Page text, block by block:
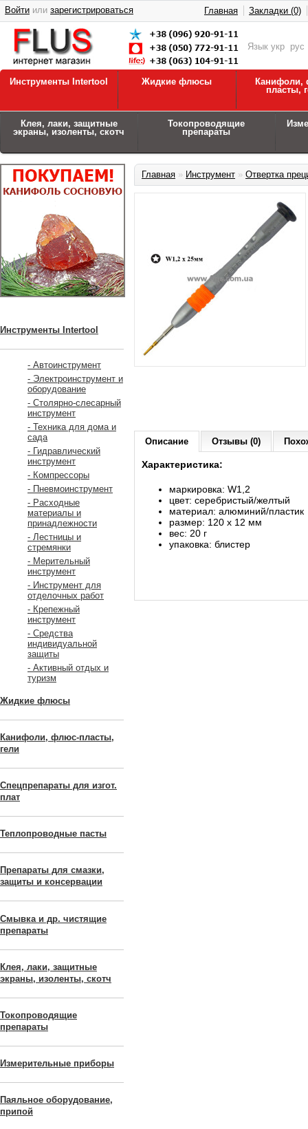
Язык укр рус
Войти или зарегистрироваться Главная Закладки (0)
Инструменты Intertool Жидкие флюсы
Канифоли,
пласты,
Клея, лаки, защитные
экраны, изоленты, скотч
Токопроводящие
препараты
Инструменты Intertool
- Автоинструмент
- Электроинструмент и
оборудование
- Столярно-слесарный
инструмент
- Техника для дома и
сада
- Гидравлический
инструмент
- Компрессоры
- Пневмоинструмент
- Расходные
материалы и
принадлежности
- Лестницы и
стремянки
- Мерительный
инструмент
- Инструмент для
отделочных работ
- Крепежный
инструмент
- Средства
индивидуальной
защиты
- Активный отдых и
туризм
Жидкие флюсы
Канифоли, флюс-пласты,
гели
Спецпрепараты для изгот.
плат
Теплопроводные пасты
Препараты для смазки,
защиты и консервации
Смывка и др. чистящие
препараты
Клея, лаки, защитные
экраны, изоленты, скотч
Токопроводящие
препараты
Измерительные приборы
Паяльное оборудование,
припой
Главная » Инструмент » Отвертка
Описание Отзывы (0)
Характеристика:
маркировка: W1,2
цвет: серебристый/желтый
материал: алюминий/пластик
размер: 120 x 12 мм
вес: 20 г
упаковка: блистер